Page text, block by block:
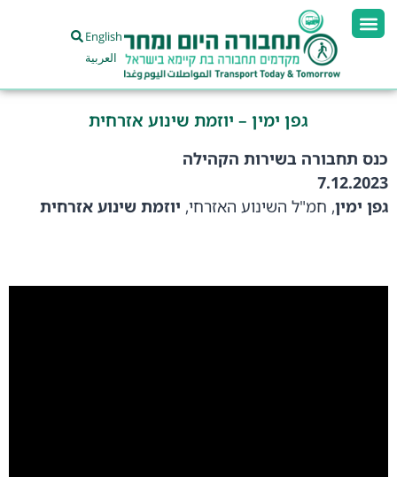
English
العربية
גפן ימין – יוזמת שינוע אזרחית
כנס תחבורה בשירות הקהילה
7.12.2023
גפן ימין, חמ"ל השינוע האזרחי, יוזמת שינוע אזרחית